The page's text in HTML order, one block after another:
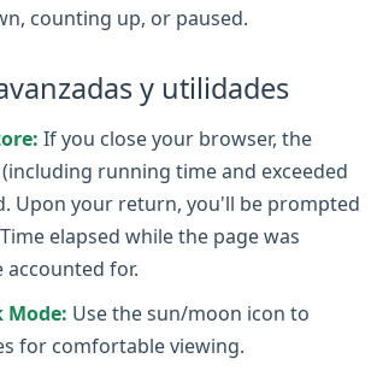
counting up, or paused.
y utilidades
If you close your browser, the
running time and exceeded
Upon your return, you'll be prompted
elapsed while the page was
accounted for.
Mode: Use the sun/moon icon to
for comfortable viewing.